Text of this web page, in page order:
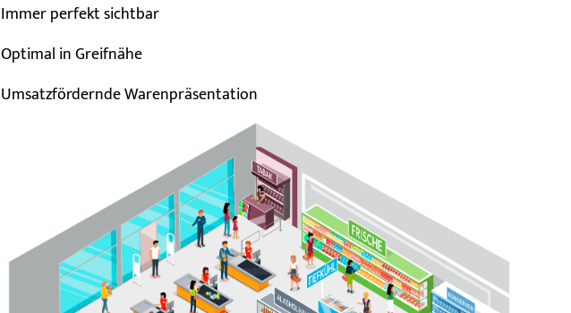
Immer perfekt sichtbar
Optimal in Greifnähe
Umsatzfördernde Warenpräsentation